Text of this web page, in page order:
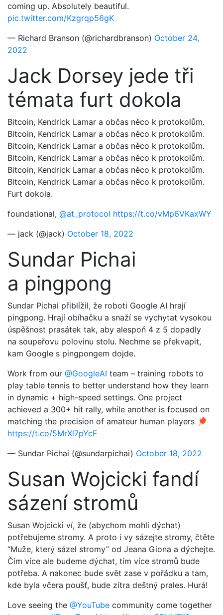
coming up. Absolutely beautiful.
pic.twitter.com/Kzgrqp56gK
— Richard Branson (@richardbranson) October 24,
2022
Jack Dorsey jede tři
témata furt dokola
Bitcoin, Kendrick Lamar a občas něco k protokolům.
Bitcoin, Kendrick Lamar a občas něco k protokolům.
Bitcoin, Kendrick Lamar a občas něco k protokolům.
Bitcoin, Kendrick Lamar a občas něco k protokolům.
Bitcoin, Kendrick Lamar a občas něco k protokolům.
Bitcoin, Kendrick Lamar a občas něco k protokolům.
Furt dokola.
foundational, @at_protocol https://t.co/vMp6VKaxWY
— jack (@jack) October 18, 2022
Sundar Pichai
a pingpong
Sundar Pichai přiblížil, že roboti Google AI hrají
pingpong. Hrají obíhačku a snaží se vychytat vysokou
úspěšnost prasátek tak, aby alespoň 4 z 5 dopadly
na soupeřovu polovinu stolu. Nechme se překvapit,
kam Google s pingpongem dojde.
Work from our @GoogleAI team – training robots to
play table tennis to better understand how they learn
in dynamic + high-speed settings. One project
achieved a 300+ hit rally, while another is focused on
matching the precision of amateur human players 🏓
https://t.co/5MrXl7pYcF
— Sundar Pichai (@sundarpichai) October 18, 2022
Susan Wojcicki fandí
sázení stromů
Susan Wojcicki ví, že (abychom mohli dýchat)
potřebujeme stromy. A proto i vy sázejte stromy, čtěte
“Muže, který sázel stromy” od Jeana Giona a dýchejte.
Čím více ale budeme dýchat, tím více stromů bude
potřeba. A nakonec bude svět zase v pořádku a tam,
kde byla včera poušť, bude zítra deštný prales. Hurá!
Love seeing the @YouTube community come together